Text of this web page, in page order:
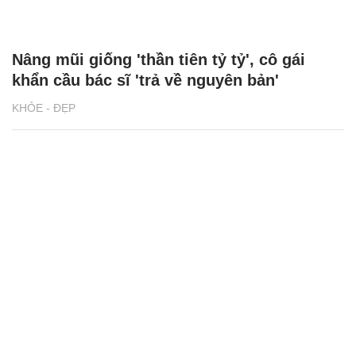
KHỎE - ĐẸP
Nâng mũi giống 'thần tiên tỷ tỷ', cô gái
khẩn cầu bác sĩ 'trả về nguyên bản'